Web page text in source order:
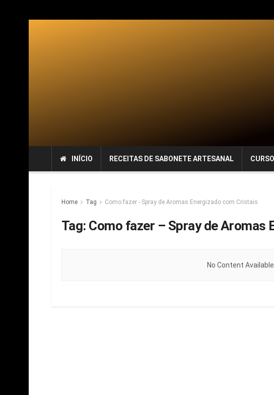
INÍCIO RECEITAS DE SABONETE ARTESANAL
Home Tag Como fazer - Spray de Aromas Energizado com Cristais
Tag: Como fazer – Spray de Aromas
No Content Available